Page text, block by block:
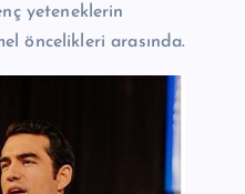
yeteneklerin
öncelikleri arasında.